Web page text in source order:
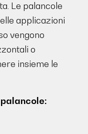
Le palancole
applicazioni
vengono
o
insieme le